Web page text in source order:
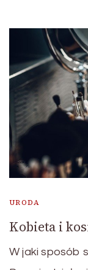
URODA
Kobieta i
W jaki sposób